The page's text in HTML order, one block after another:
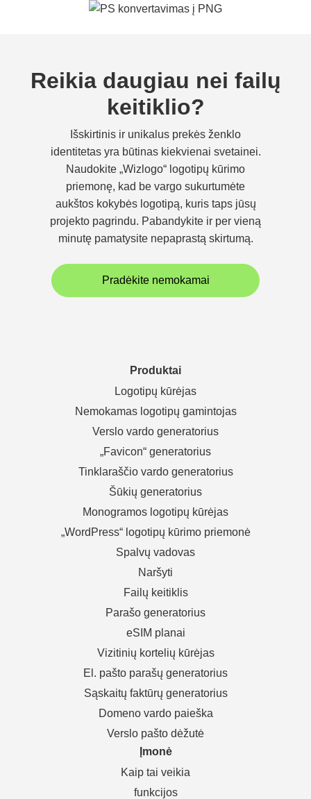
Reikia daugiau nei failų
keitiklio?
Išskirtinis ir unikalus prekės ženklo
identitetas yra būtinas kiekvienai svetainei.
Naudokite „Wizlogo“ logotipų kūrimo
priemonę, kad be vargo sukurtumėte
aukštos kokybės logotipą, kuris taps jūsų
projekto pagrindu. Pabandykite ir per vieną
minutę pamatysite nepaprastą skirtumą.
Pradėkite nemokamai
Produktai
Logotipų kūrėjas
Nemokamas logotipų gamintojas
Verslo vardo generatorius
„Favicon“ generatorius
Tinklaraščio vardo generatorius
Šūkių generatorius
Monogramos logotipų kūrėjas
„WordPress“ logotipų kūrimo priemonė
Spalvų vadovas
Naršyti
Failų keitiklis
Parašo generatorius
eSIM planai
Vizitinių kortelių kūrėjas
El. pašto parašų generatorius
Sąskaitų faktūrų generatorius
Domeno vardo paieška
Verslo pašto dėžutė
Įmonė
Kaip tai veikia
funkcijos